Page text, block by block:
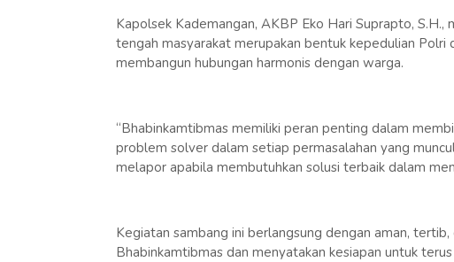
Kapolsek Kademangan, AKBP Eko Hari Suprapto,
tengah masyarakat merupakan bentuk kepedulian Polri
membangun hubungan harmonis dengan warga.
“Bhabinkamtibmas memiliki peran penting dalam
problem solver dalam setiap permasalahan yang
melapor apabila membutuhkan solusi terbaik dalam
Kegiatan sambang ini berlangsung dengan aman,
Bhabinkamtibmas dan menyatakan kesiapan untuk